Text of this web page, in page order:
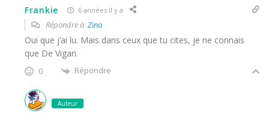
Frankie 6 années il y a
Répondre à Zina
Oui que j’ai lu. Mais dans ceux que tu cites, je ne connais
que De Vigan.
0 Répondre
Auteur